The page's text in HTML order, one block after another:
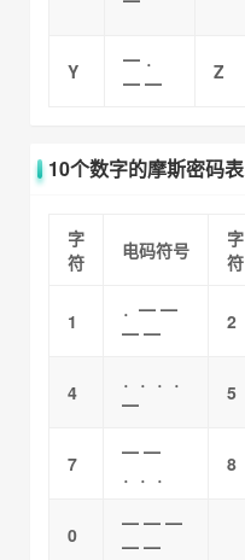
Y
━ ．
━ ━
Z
10个数字的摩斯密码表
字
符
电码符号
字
符
1
．━ ━
━ ━
2
4
．．．．
━
5
7
━ ━
．．．
8
0
━ ━ ━
━ ━